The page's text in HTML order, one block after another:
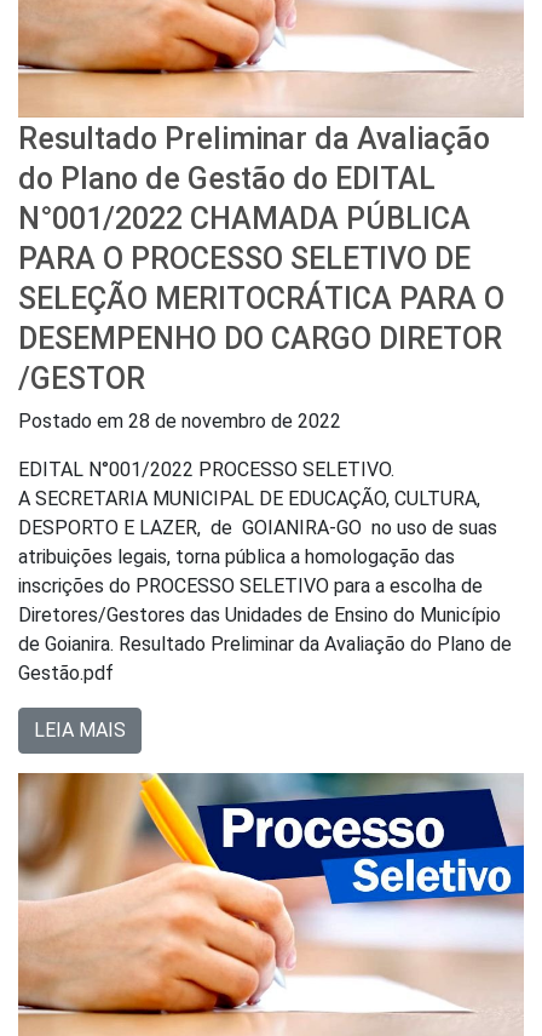
Resultado Preliminar da Avaliação
do Plano de Gestão do EDITAL
N°001/2022 CHAMADA PÚBLICA
PARA O PROCESSO SELETIVO DE
SELEÇÃO MERITOCRÁTICA PARA O
DESEMPENHO DO CARGO DIRETOR
/GESTOR
Postado em 28 de novembro de 2022
EDITAL N°001/2022 PROCESSO SELETIVO.
A SECRETARIA MUNICIPAL DE EDUCAÇÃO, CULTURA,
DESPORTO E LAZER, de GOIANIRA-GO no uso de suas
atribuições legais, torna pública a homologação das
inscrições do PROCESSO SELETIVO para a escolha de
Diretores/Gestores das Unidades de Ensino do Município
de Goianira. Resultado Preliminar da Avaliação do Plano de
Gestão.pdf
LEIA MAIS